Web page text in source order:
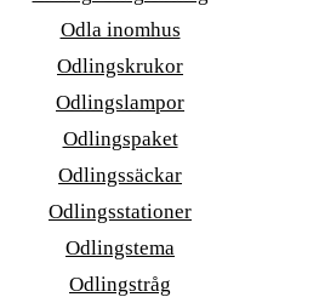
Odla inomhus
Odlingskrukor
Odlingslampor
Odlingspaket
Odlingssäckar
Odlingsstationer
Odlingstema
Odlingstråg